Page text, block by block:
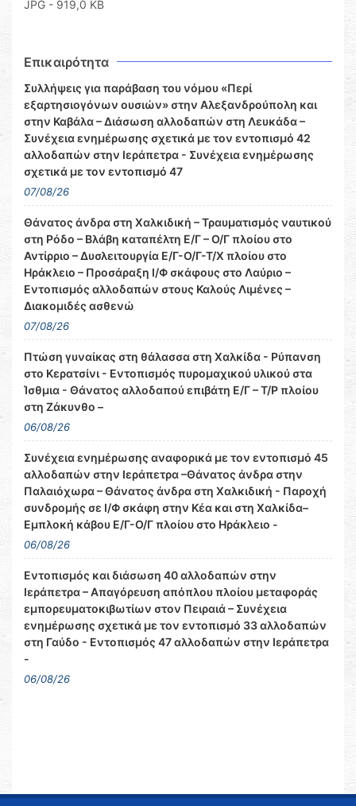
JPG - 919,0 KB
Επικαιρότητα
Συλλήψεις για παράβαση του νόμου «Περί
εξαρτησιογόνων ουσιών» στην Αλεξανδρούπολη και
στην Καβάλα – Διάσωση αλλοδαπών στη Λευκάδα –
Συνέχεια ενημέρωσης σχετικά με τον εντοπισμό 42
αλλοδαπών στην Ιεράπετρα - Συνέχεια ενημέρωσης
σχετικά με τον εντοπισμό 47
07/08/26
Θάνατος άνδρα στη Χαλκιδική – Τραυματισμός ναυτικού
στη Ρόδο – Βλάβη καταπέλτη Ε/Γ – Ο/Γ πλοίου στο
Αντίρριο – Δυσλειτουργία Ε/Γ-Ο/Γ-Τ/Χ πλοίου στο
Ηράκλειο – Προσάραξη Ι/Φ σκάφους στο Λαύριο –
Εντοπισμός αλλοδαπών στους Καλούς Λιμένες –
Διακομιδές ασθενώ
07/08/26
Πτώση γυναίκας στη θάλασσα στη Χαλκίδα - Ρύπανση
στο Κερατσίνι - Εντοπισμός πυρομαχικού υλικού στα
Ίσθμια - Θάνατος αλλοδαπού επιβάτη Ε/Γ – Τ/Ρ πλοίου
στη Ζάκυνθο –
06/08/26
Συνέχεια ενημέρωσης αναφορικά με τον εντοπισμό 45
αλλοδαπών στην Ιεράπετρα –Θάνατος άνδρα στην
Παλαιόχωρα – Θάνατος άνδρα στη Χαλκιδική - Παροχή
συνδρομής σε Ι/Φ σκάφη στην Κέα και στη Χαλκίδα–
Εμπλοκή κάβου Ε/Γ-Ο/Γ πλοίου στο Ηράκλειο -
06/08/26
Εντοπισμός και διάσωση 40 αλλοδαπών στην
Ιεράπετρα – Απαγόρευση απόπλου πλοίου μεταφοράς
εμπορευματοκιβωτίων στον Πειραιά – Συνέχεια
ενημέρωσης σχετικά με τον εντοπισμό 33 αλλοδαπών
στη Γαύδο - Εντοπισμός 47 αλλοδαπών στην Ιεράπετρα
-
06/08/26